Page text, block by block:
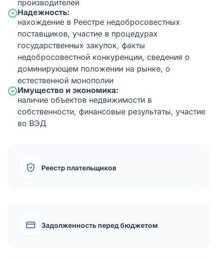
производителей
Надежность:
нахождение в Реестре недобросовестных
поставщиков, участие в процедурах
государственных закупок, факты
недобросовестной конкуренции, сведения о
доминирующем положении на рынке, о
естественной монополии
Имущество и экономика:
наличие объектов недвижимости в
собственности, финансовые результаты, участие
во ВЭД
Реестр плательщиков
Задолженность перед бюджетом